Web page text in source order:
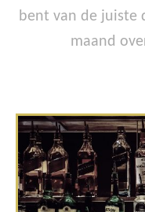
bent van de juiste
maand